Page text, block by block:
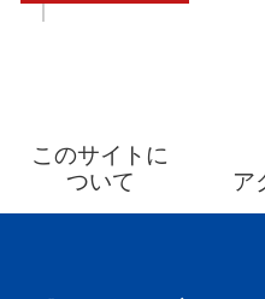
このサイトに
ついて
ア